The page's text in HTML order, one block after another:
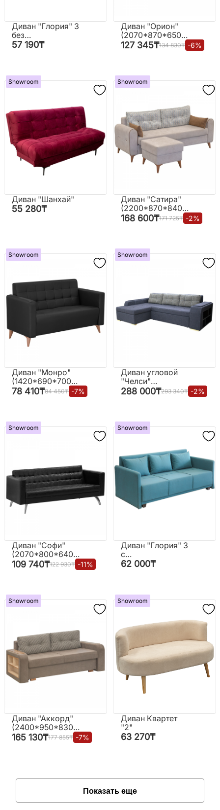
Диван "Глория" 3
без
подлокотников
57 190₸
Диван "Орион"
(2070*870*650
мм.)
127 345₸134 830₸ -6%
Showroom
Диван "Шанхай"
55 280₸
Showroom
Диван "Сатира"
(2200*870*840
мм.) с пуфиком
168 600₸171 725₸ -2%
Showroom
Диван "Монро"
(1420*690*700
мм.) с
подлокотниками
78 410₸84 450₸ -7%
Showroom
Диван угловой
"Челси"
(2700*1000*830
288 000₸293 340₸ -2%
Showroom
Диван "Софи"
(2070*800*640
мм.)
109 740₸122 930₸ -11%
Showroom
Диван "Глория" 3
с
подлокотниками
62 000₸
Showroom
Диван "Аккорд"
(2400*950*830
мм.)
165 130₸177 855₸ -7%
Showroom
Диван Квартет
"2"
63 270₸
Показать еще